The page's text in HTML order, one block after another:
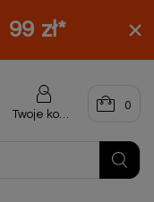
99 zł*
Twoje konto
0